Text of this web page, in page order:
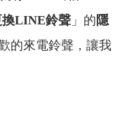
換LINE鈴聲 」的隱
的來電鈴聲，讓我